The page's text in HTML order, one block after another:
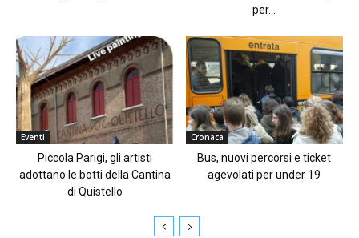
per...
Eventi
Piccola Parigi, gli artisti
adottano le botti della Cantina
di Quistello
Cronaca
Bus, nuovi percorsi e ticket
agevolati per under 19